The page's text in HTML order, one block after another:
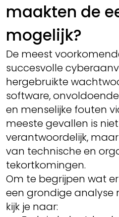
maakten de
mogelijk?
De meest
succesvolle
hergebruikte
software,
en menselijke fouten
meeste gevallen is
verantwoordelijk,
van technische en
tekortkomingen.
Om te begrijpen wat
een grondige analyse
kijk je naar: